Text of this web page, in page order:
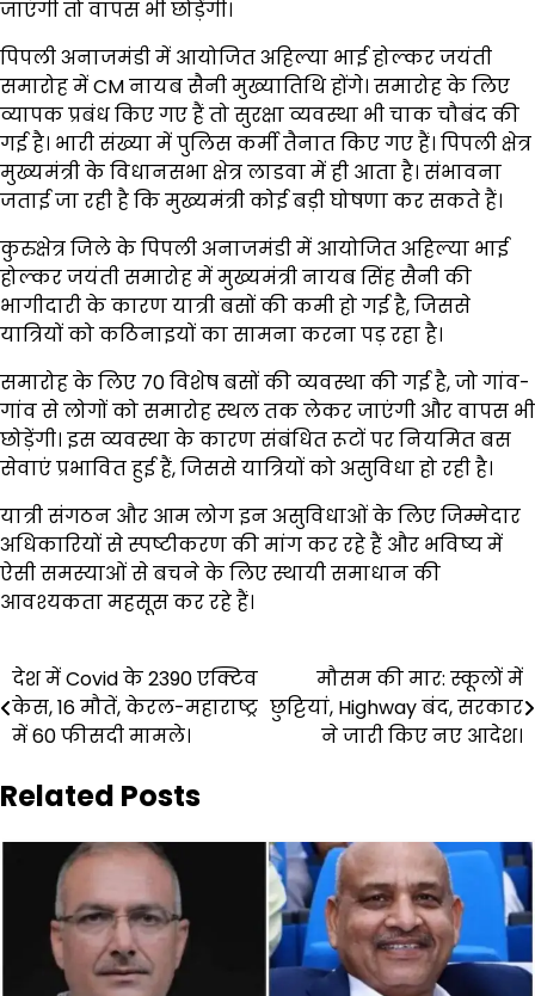
जाएंगी तो वापस भी छोड़ेंगी।
पिपली अनाजमंडी में आयोजित अहिल्या भाई होल्कर जयंती
समारोह में CM नायब सैनी मुख्यातिथि होंगे। समारोह के लिए
व्यापक प्रबंध किए गए हैं तो सुरक्षा व्यवस्था भी चाक चौबंद की
गई है। भारी संख्या में पुलिस कर्मी तैनात किए गए हैं। पिपली क्षेत्र
मुख्यमंत्री के विधानसभा क्षेत्र लाडवा में ही आता है। संभावना
जताई जा रही है कि मुख्यमंत्री कोई बड़ी घोषणा कर सकते हैं।
कुरुक्षेत्र जिले के पिपली अनाजमंडी में आयोजित अहिल्या भाई
होल्कर जयंती समारोह में मुख्यमंत्री नायब सिंह सैनी की
भागीदारी के कारण यात्री बसों की कमी हो गई है, जिससे
यात्रियों को कठिनाइयों का सामना करना पड़ रहा है।
समारोह के लिए 70 विशेष बसों की व्यवस्था की गई है, जो गांव-
गांव से लोगों को समारोह स्थल तक लेकर जाएंगी और वापस भी
छोड़ेंगी। इस व्यवस्था के कारण संबंधित रूटों पर नियमित बस
सेवाएं प्रभावित हुई हैं, जिससे यात्रियों को असुविधा हो रही है।
यात्री संगठन और आम लोग इन असुविधाओं के लिए जिम्मेदार
अधिकारियों से स्पष्टीकरण की मांग कर रहे हैं और भविष्य में
ऐसी समस्याओं से बचने के लिए स्थायी समाधान की
आवश्यकता महसूस कर रहे हैं।
Post
navigation
देश में Covid के 2390 एक्टिव
केस, 16 मौतें, केरल-महाराष्ट्र
में 60 फीसदी मामले।
मौसम की मार: स्कूलों में
छुट्टियां, Highway बंद, सरकार
ने जारी किए नए आदेश।
Related Posts